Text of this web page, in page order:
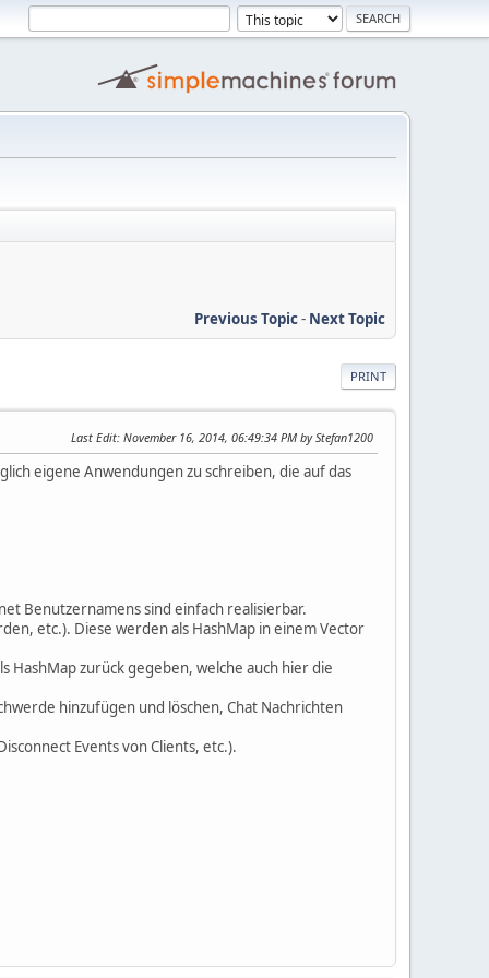
Previous Topic- Next Topic
PRINT
Last Edit: November 16, 2014, 06:49:34 PM by Stefan1200
eigene Anwendungen zu schreiben, die auf das
Benutzernamens sind einfach realisierbar.
etc.). Diese werden als HashMap in einem Vector
HashMap zurück gegeben, welche auch hier die
hinzufügen und löschen, Chat Nachrichten
Events von Clients, etc.).